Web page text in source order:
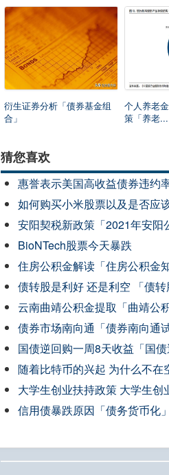
衍生证券分析「债券基金组
合」
个人养老
策「养老...
猜您喜欢
惠誉表示美国高收益债券违约
如何购买小米股票以及是否应
安阳契税新政策「2021年安阳
BioNTech股票今天暴跌
住房公积金解读「住房公积金
债转股是利好 还是利空 「债转
云南曲靖公积金提取「曲靖公
债券市场南向通「债券南向通
国债逆回购一周8天收益「国
随着比特币的兴起 为什么不在
大学生创业扶持政策 大学生创
信用债暴跌原因「债务货币化」